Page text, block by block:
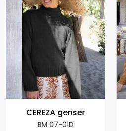
CEREZA genser
BM 07-01D